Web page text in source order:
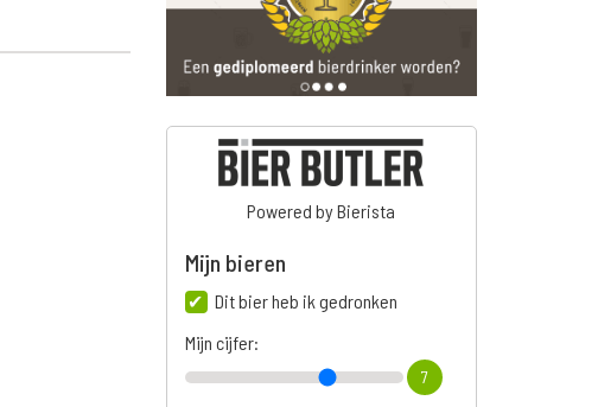
Powered by Bierista
Mijn bieren
Dit bier heb ik gedronken
Mijn cijfer:
7